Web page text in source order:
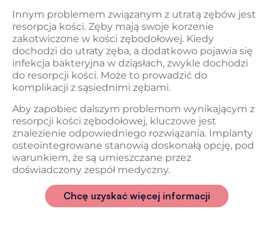
Innym problemem związanym z utratą zębów jest
resorpcja kości. Zęby mają swoje korzenie
zakotwiczone w kości zębodołowej. Kiedy
dochodzi do utraty zęba, a dodatkowo pojawia się
infekcja bakteryjna w dziąsłach, zwykle dochodzi
do resorpcji kości. Może to prowadzić do
komplikacji z sąsiednimi zębami.
Aby zapobiec dalszym problemom wynikającym z
resorpcji kości zębodołowej, kluczowe jest
znalezienie odpowiedniego rozwiązania. Implanty
osteointegrowane stanowią doskonałą opcję, pod
warunkiem, że są umieszczane przez
doświadczony zespół medyczny.
Chcę uzyskać więcej informacji